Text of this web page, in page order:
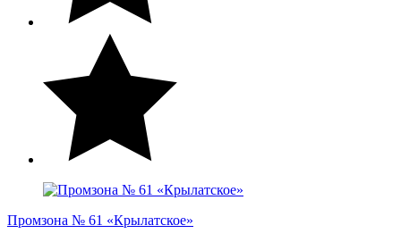
Промзона № 61 «Крылатское»